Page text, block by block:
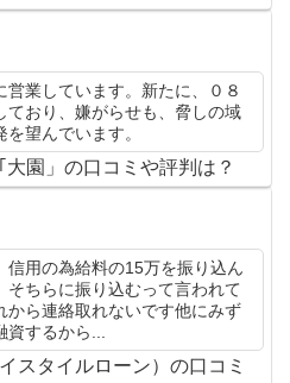
業しています。新たに、０８
ており、嫌がらせも、脅しの域
望んでいます。
園」の口コミや評判は？
信用の為給料の15万を振り込ん
そちらに振り込むって言われて
から連絡取れないです他にみず
資するから...
スタイルローン）の口コミ